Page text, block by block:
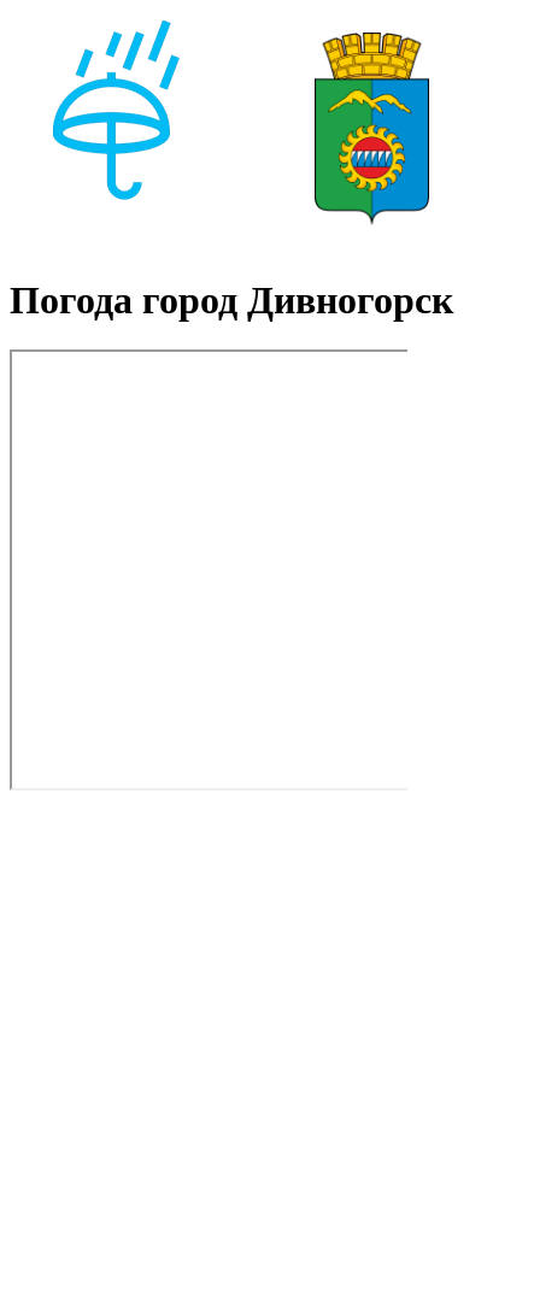
Погода город Дивногорск